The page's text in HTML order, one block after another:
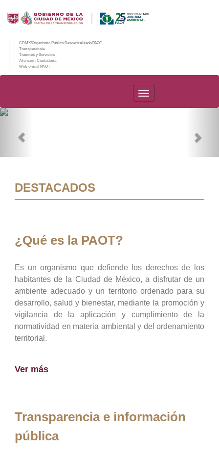
CDMX/Organismo Público Descentralizado/PAOT
Transparencia
Trámites y Servicios
Atención Ciudadana
Web e-mail PAOT
PAOT
DESTACADOS
¿Qué es la PAOT?
Es un organismo que defiende los derechos de los
habitantes de la Ciudad de México, a disfrutar de un
ambiente adecuado y un territorio ordenado para su
desarrollo, salud y bienestar, mediante la promoción y
vigilancia de la aplicación y cumplimiento de la
normatividad en materia ambiental y del ordenamiento
territorial.
Ver más
Transparencia e información
pública